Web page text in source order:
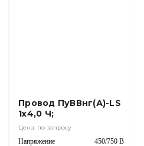
Провод ПуВВнг(А)-LS
1х4,0 Ч;
Цена: по запросу
Напряжение 450/750 В